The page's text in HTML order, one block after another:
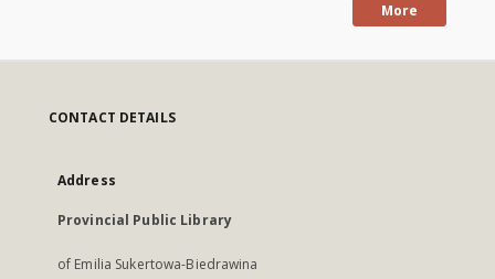
More
CONTACT DETAILS
Address
Provincial Public Library
of Emilia Sukertowa-Biedrawina